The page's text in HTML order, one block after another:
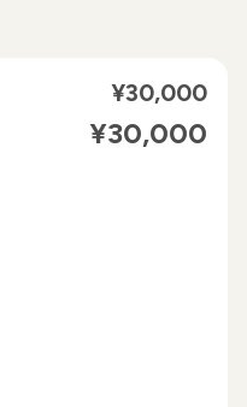
¥30,000
¥30,000